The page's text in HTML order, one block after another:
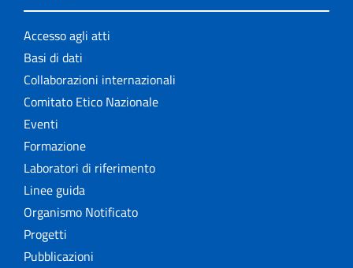
Accesso agli atti
Basi di dati
Collaborazioni internazionali
Comitato Etico Nazionale
Eventi
Formazione
Laboratori di riferimento
Linee guida
Organismo Notificato
Progetti
Pubblicazioni